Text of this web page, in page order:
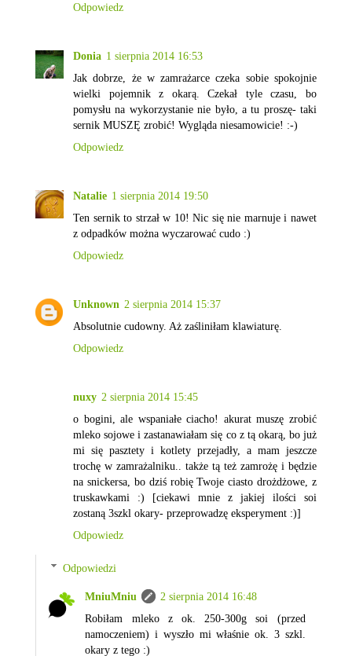
Odpowiedz
Donia 1 sierpnia 2014 16:53
Jak dobrze, że w zamrażarce czeka sobie spokojnie
wielki pojemnik z okarą. Czekał tyle czasu, bo
pomysłu na wykorzystanie nie było, a tu proszę- taki
sernik MUSZĘ zrobić! Wygląda niesamowicie! :-)
Odpowiedz
Natalie 1 sierpnia 2014 19:50
Ten sernik to strzał w 10! Nic się nie marnuje i nawet
z odpadków można wyczarować cudo :)
Odpowiedz
Unknown 2 sierpnia 2014 15:37
Absolutnie cudowny. Aż zaśliniłam klawiaturę.
Odpowiedz
nuxy 2 sierpnia 2014 15:45
o bogini, ale wspaniałe ciacho! akurat muszę zrobić
mleko sojowe i zastanawiałam się co z tą okarą, bo już
mi się pasztety i kotlety przejadły, a mam jeszcze
trochę w zamrażalniku.. także tą też zamrożę i będzie
na snickersa, bo dziś robię Twoje ciasto drożdżowe, z
truskawkami :) [ciekawi mnie z jakiej ilości soi
zostaną 3szkl okary- przeprowadzę eksperyment :)]
Odpowiedz
Odpowiedzi
MniuMniu
2 sierpnia 2014 16:48
Robiłam mleko z ok. 250-300g soi (przed
namoczeniem) i wyszło mi właśnie ok. 3 szkl.
okary z tego :)